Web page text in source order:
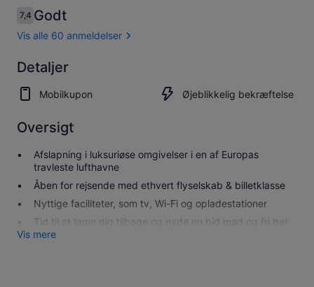
Anmeldelser
7,47,4 ud af 10.
Godt
Vis alle 60 anmeldelser
7.47.4 ud af 10
Godt
Se alle 60
anmeldelser
Detaljer
Mobilkupon Øjeblikkelig bekræftelse
Oversigt
Afslapning i luksuriøse omgivelser i en af Europas
travleste lufthavne
Åben for rejsende med ethvert flyselskab & billetklasse
Nyttige faciliteter, som tv, Wi-Fi og opladestationer
Tid til at læne dig tilbage og nyde en bid mad og fri bar
Vis mere